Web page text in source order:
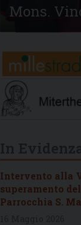
Mons.
Intervento alla
superamento
Parrocchia S.